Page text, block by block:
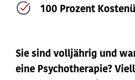
100 Prozent
Sie sind volljährig und
eine Psychotherapie?